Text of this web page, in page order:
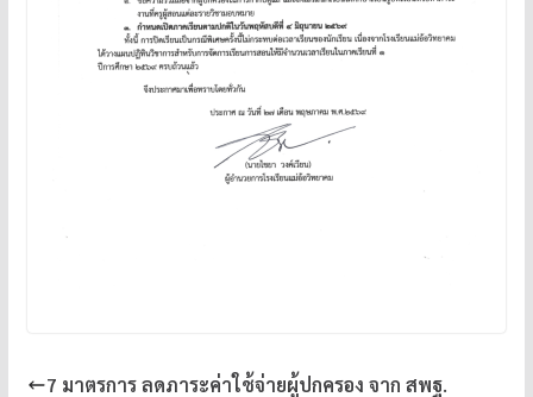
7 มาตรการ ลดภาระค่าใช้จ่ายผู้ปกครอง จาก สพฐ.